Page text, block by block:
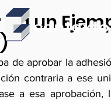
2011Da un
de aprobar la
contraria a ese
a esa